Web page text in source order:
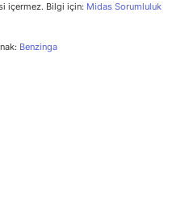
içermez. Bilgi için: Midas Sorumluluk
Benzinga